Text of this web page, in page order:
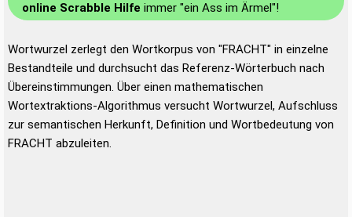
online Scrabble Hilfe immer "ein Ass im Ärmel"!
Wortwurzel zerlegt den Wortkorpus von "FRACHT" in einzelne
Bestandteile und durchsucht das Referenz-Wörterbuch nach
Übereinstimmungen. Über einen mathematischen
Wortextraktions-Algorithmus versucht Wortwurzel, Aufschluss
zur semantischen Herkunft, Definition und Wortbedeutung von
FRACHT abzuleiten.